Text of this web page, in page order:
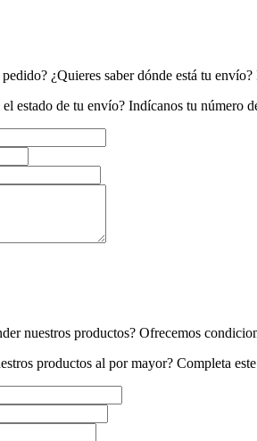
¿Quieres saber dónde está tu
estado de tu envío? Indícanos tu número
nuestros productos? Ofrecemos
productos al por mayor? Completa